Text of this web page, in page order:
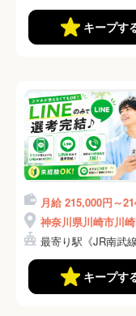
キープす
月給 215,000円～
神奈川県川崎市川
接時にご説明いた
最寄り駅《JR南武
キープす